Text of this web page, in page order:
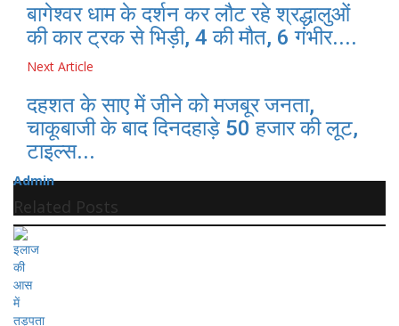
बागेश्वर धाम के दर्शन कर लौट रहे श्रद्धालुओं
की कार ट्रक से भिड़ी, 4 की मौत, 6 गंभीर....
Next Article
दहशत के साए में जीने को मजबूर जनता,
चाकूबाजी के बाद दिनदहाड़े 50 हजार की लूट,
टाइल्स...
Admin
Related Posts